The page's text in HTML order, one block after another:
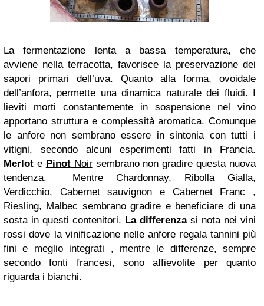
La fermentazione lenta a bassa temperatura, che
avviene nella terracotta, favorisce la preservazione dei
sapori primari dell’uva. Quanto alla forma, ovoidale
dell’anfora, permette una dinamica naturale dei fluidi. I
lieviti morti constantemente in sospensione nel vino
apportano struttura e complessità aromatica. Comunque
le anfore non sembrano essere in sintonia con tutti i
vitigni, secondo alcuni esperimenti fatti in Francia.
Merlot e PinotNoirsembrano non gradire questa nuova
tendenza. Mentre Chardonnay, Ribolla Gialla,
Verdicchio, Cabernet sauvignon e Cabernet Franc ,
Riesling, Malbec sembrano gradire e beneficiare di una
sosta in questi contenitori. La differenzasi nota nei vini
rossi dove la vinificazione nelle anfore regala tannini più
fini e meglio integrati , mentre le differenze, sempre
secondo fonti francesi, sono affievolite per quanto
riguarda i bianchi.